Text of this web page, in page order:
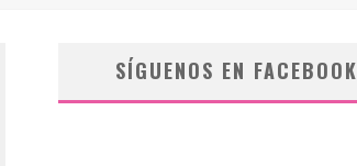
SÍGUENOS EN FACEBOOK